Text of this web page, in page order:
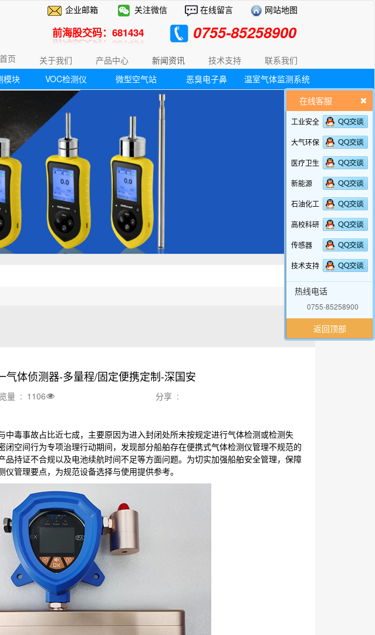
企业邮箱 关注微信 在线留言 网站地图
前海股交码：681434 0755-85258900
首页 关于我们 产品中心 新闻资讯 技术支持
联系我们
模块 VOC检测仪 微型空气站 恶臭电子鼻 温室气体监测系统
气体侦测器-多量程/固定便携定制-深国安
量 : 1106
分享 :
毒事故占比近七成，主要原因为进入封闭处所未按规定进行气体检测或检测失
空间行为专项治理行动期间，发现部分船舶存在便携式气体检测仪管理不规范的
持证不合规以及电池续航时间不足等方面问题。为切实加强船舶安全管理，保障
管理要点，为规范设备选择与使用提供参考。
在线客服
工业安全
大气环保
医疗卫生
新能源
石油化工
高校科研
传感器
技术支持
热线电话
0755-85258900
返回顶部